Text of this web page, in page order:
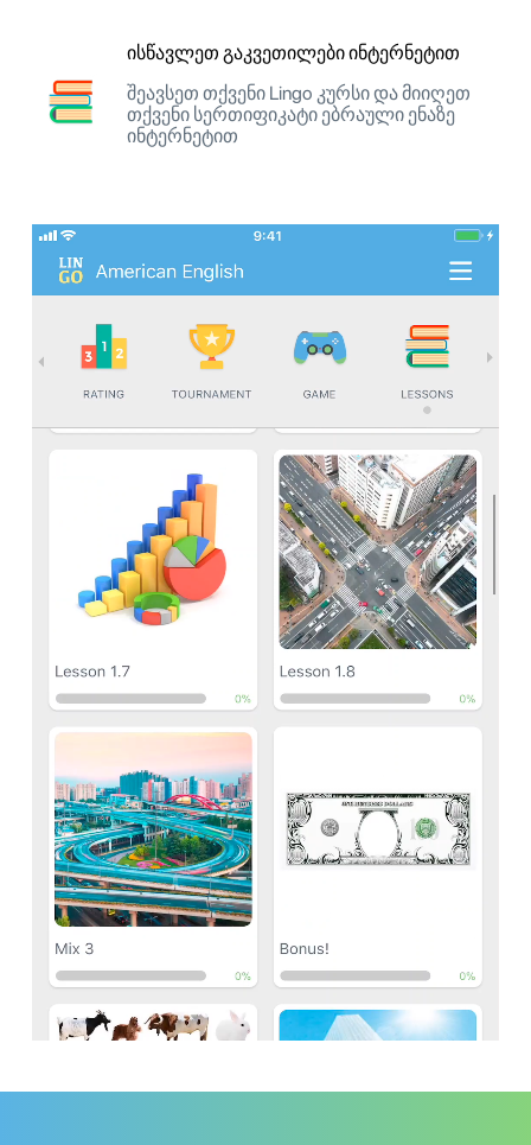
ისწავლეთ გაკვეთილები ინტერნეტით
შეავსეთ თქვენი Lingo კურსი და მიიღეთ
თქვენი სერთიფიკატი ებრაული ენაზე
ინტერნეტით